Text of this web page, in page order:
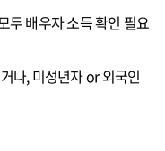
두 배우자 소득 확인 필요
나, 미성년자 or 외국인